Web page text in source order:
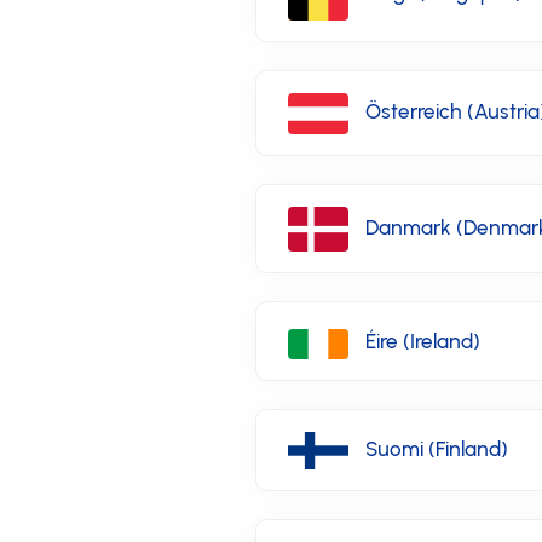
Österreich
Danmark
Éire (Ireland)
Suomi (Finland)